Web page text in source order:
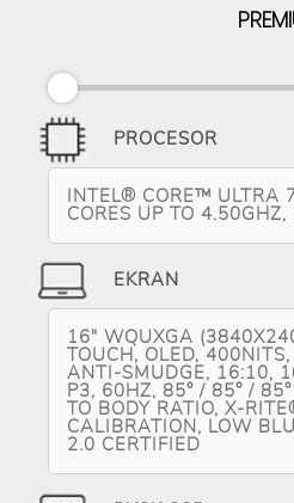
PROCESOR
INTEL® CORE™ ULTRA
CORES UP TO
EKRAN
16" WQUXGA
TOUCH, OLED,
ANTI-SMUDGE, 16:10,
P3, 60HZ, 85° / 85° /
TO BODY RATIO, X-
CALIBRATION, LOW
2.0 CERTIFIED